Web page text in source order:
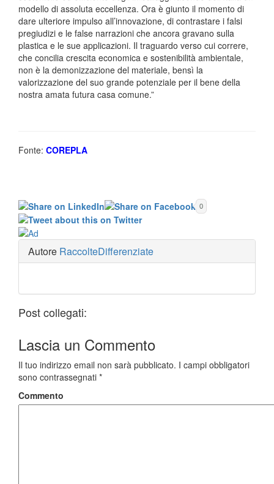
modello di assoluta eccellenza. Ora è giunto il momento di
dare ulteriore impulso all’innovazione, di contrastare i falsi
pregiudizi e le false narrazioni che ancora gravano sulla
plastica e le sue applicazioni. Il traguardo verso cui correre,
che concilia crescita economica e sostenibilità ambientale,
non è la demonizzazione del materiale, bensì la
valorizzazione del suo grande potenziale per il bene della
nostra amata futura casa comune.”
Fonte: COREPLA
0
Autore RaccolteDifferenziate
Post collegati:
Lascia un Commento
Il tuo indirizzo email non sarà pubblicato. I campi obbligatori
sono contrassegnati *
Commento